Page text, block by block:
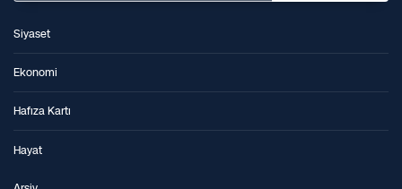
Siyaset
Ekonomi
Hafıza Kartı
Hayat